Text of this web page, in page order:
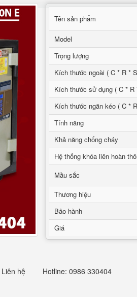
Tên sản phẩm
Model
Trọng lượng
Kích thước ngoài ( C * R *
Kích thước sử dụng ( C * R
Kích thước ngăn kéo ( C *
Tính năng
Khả năng chống cháy
Hệ thống khóa liên hoàn
Mầu sắc
Thương hiệu
Bảo hành
Giá
Liên hệ Hotline: 0986 330404